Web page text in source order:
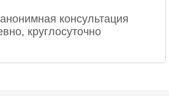
консультация
круглосуточно